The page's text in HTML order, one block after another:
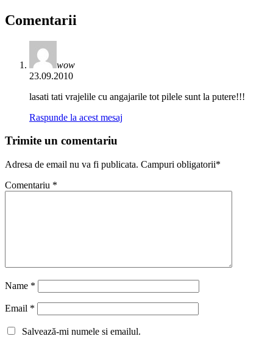
Comentarii
wow
23.09.2010
lasati tati vrajelile cu angajarile tot pilele sunt la putere!!!
Raspunde la acest mesaj
Trimite un comentariu
Adresa de email nu va fi publicata. Campuri obligatorii*
Comentariu *
Name *
Email *
Salvează-mi numele si emailul.